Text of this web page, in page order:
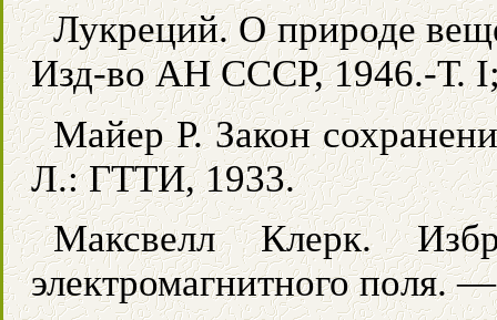
Лукреций. О природе
Изд-во АН СССР, 1946.-Т.
Майер Р. Закон
Л.: ГТТИ, 1933.
Максвелл Клерк.
электромагнитного поля.